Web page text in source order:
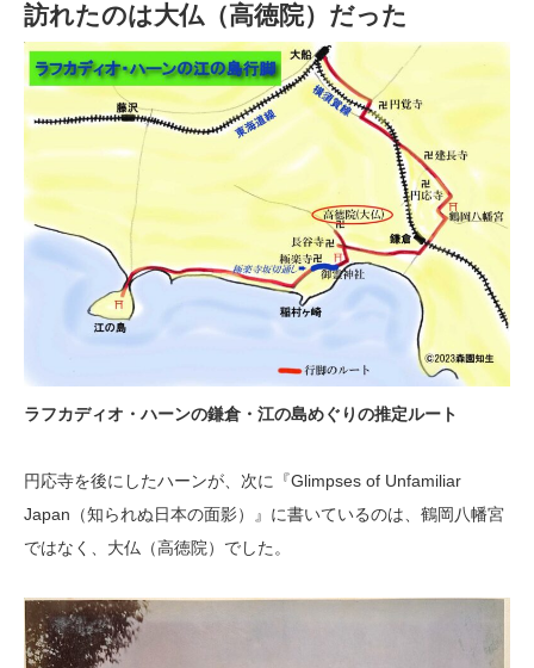
訪れたのは大仏（高徳院）だった
ラフカディオ・ハーンの鎌倉・江の島めぐりの推定ルート
円応寺を後にしたハーンが、次に『Glimpses of Unfamiliar
Japan（知られぬ日本の面影）』に書いているのは、鶴岡八幡宮
ではなく、大仏（高徳院）でした。